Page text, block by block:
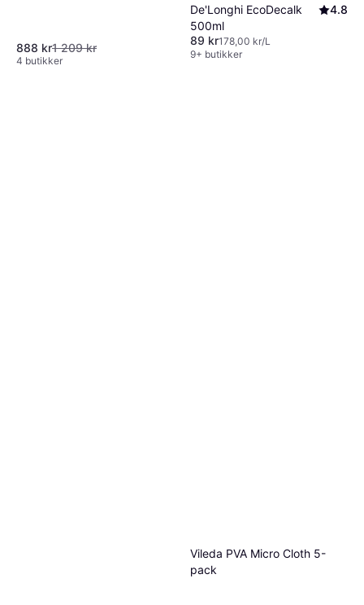
888 kr1 209 kr
4 butikker
De'Longhi EcoDecalk
500ml
4.8
89 kr178,00 kr/L
9+ butikker
Vileda PVA Micro Cloth 5-
pack